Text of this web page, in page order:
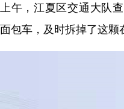
上午，江夏区交通大队
面包车，及时拆掉了这颗